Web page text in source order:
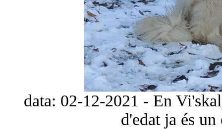
data: 02-12-2021 - En
d'edat ja és un